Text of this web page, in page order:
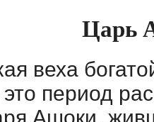
Царь
веха
это период